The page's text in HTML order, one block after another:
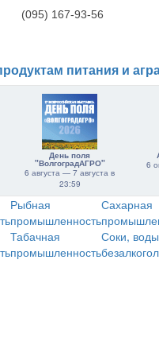
(095) 167-93-56
питания и
День поля
"ВолгоградАГРО"
6 августа — 7 августа в
23:59
6
Рыбная
промышленность
Сахарная
Табачная
промышленность
Соки,